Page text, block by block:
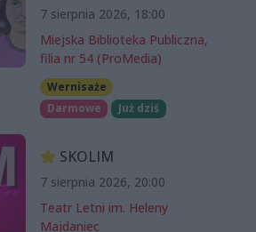
7 sierpnia 2026, 18:00
Miejska Biblioteka Publiczna,
filia nr 54 (ProMedia)
Wernisaże
Darmowe
Już dziś
SKOLIM
7 sierpnia 2026, 20:00
Teatr Letni im. Heleny
Majdaniec